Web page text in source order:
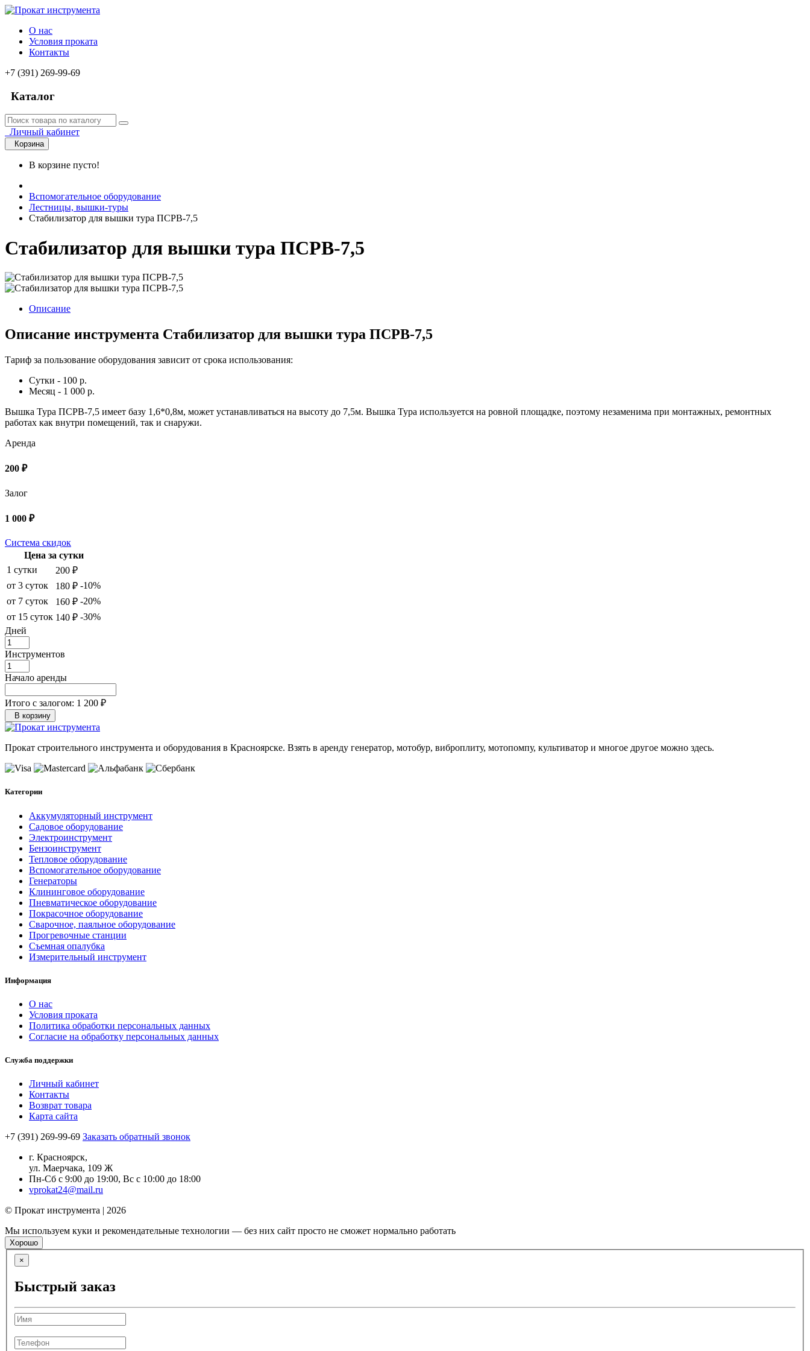
О нас
Условия проката
Контакты
+7 (391) 269-99-69
Каталог
Личный кабинет
Корзина
В корзине пусто!
Вспомогательное оборудование
Лестницы, вышки-туры
Стабилизатор для вышки тура ПСРВ-7,5
Стабилизатор для вышки тура ПСРВ-7,5
Описание
Описание инструмента Стабилизатор для вышки тура ПСРВ-7,5
Тариф за пользование оборудования зависит от срока использования:
Сутки - 100 р.
Месяц - 1 000 р.
Вышка Тура ПСРВ-7,5 имеет базу 1,6*0,8м, может устанавливаться на высоту до 7,5м. Вышка Тура используется на ровной площадке, поэтому незаменима при монтажных, ремонтных
работах как внутри помещений, так и снаружи.
Аренда
200 ₽
Залог
1 000 ₽
Система скидок
Цена за сутки
1 сутки
200 ₽
от 3 суток
180 ₽ -10%
от 7 суток
160 ₽ -20%
от 15 суток 140 ₽ -30%
Дней
Инструментов
Начало аренды
Итого с залогом: 1 200 ₽
В корзину
Прокат строительного инструмента и оборудования в Красноярске. Взять в аренду генератор, мотобур, виброплиту, мотопомпу, культиватор и многое другое можно здесь.
Категории
Аккумуляторный инструмент
Садовое оборудование
Электроинструмент
Бензоинструмент
Тепловое оборудование
Вспомогательное оборудование
Генераторы
Клининговое оборудование
Пневматическое оборудование
Покрасочное оборудование
Сварочное, паяльное оборудование
Прогревочные станции
Съемная опалубка
Измерительный инструмент
Информация
О нас
Условия проката
Политика обработки персональных данных
Согласие на обработку персональных данных
Служба поддержки
Личный кабинет
Контакты
Возврат товара
Карта сайта
+7 (391) 269-99-69 Заказать обратный звонок
г. Красноярск,
ул. Маерчака, 109 Ж
Пн-Сб с 9:00 до 19:00, Вс с 10:00 до 18:00
vprokat24@mail.ru
© Прокат инструмента | 2026
Мы используем куки и рекомендательные технологии — без них сайт просто не сможет нормально работать
Хорошо
×
Быстрый заказ